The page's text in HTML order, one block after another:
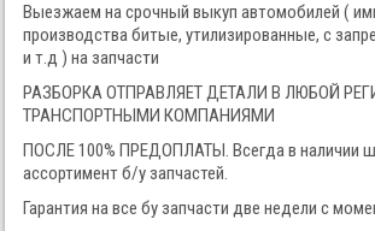
Выезжаем на срочный выкуп автомобилей (
производства битые, утилизированные, с
и т.д ) на запчасти
РАЗБОРКА ОТПРАВЛЯЕТ ДЕТАЛИ В ЛЮБОЙ
ТРАНСПОРТНЫМИ КОМПАНИЯМИ
ПОСЛЕ 100% ПРЕДОПЛАТЫ. Всегда в наличии
ассортимент б/у запчастей.
Гарантия на все бу запчасти две недели с